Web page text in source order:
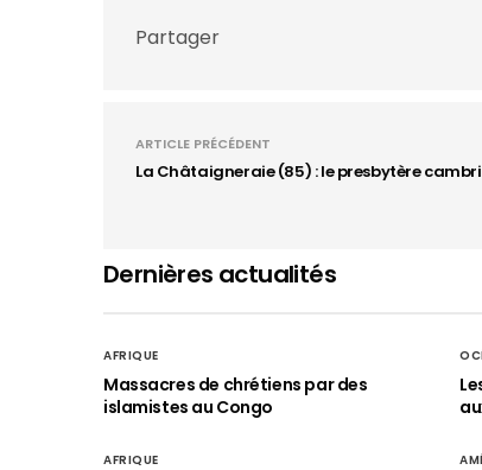
Partager
ARTICLE PRÉCÉDENT
La Châtaigneraie (85) : le presbytère
Dernières actualités
AFRIQUE
Massacres de chrétiens par des
islamistes au Congo
AFRIQUE